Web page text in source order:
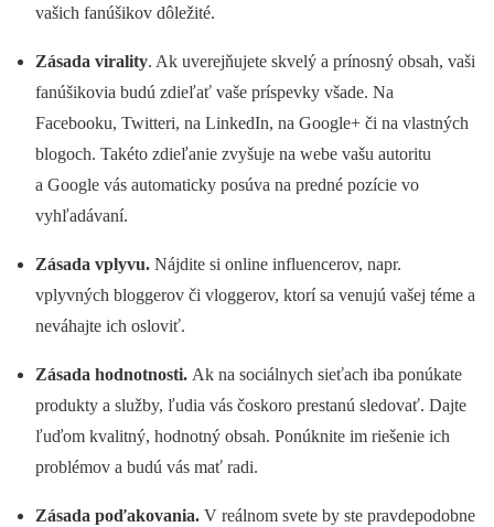
vašich fanúšikov dôležité.
Zásada virality. Ak uverejňujete skvelý a prínosný obsah, vaši
fanúšikovia budú zdieľať vaše príspevky všade. Na
Facebooku, Twitteri, na LinkedIn, na Google+ či na vlastných
blogoch. Takéto zdieľanie zvyšuje na webe vašu autoritu
a Google vás automaticky posúva na predné pozície vo
vyhľadávaní.
Zásada vplyvu. Nájdite si online influencerov, napr.
vplyvných bloggerov či vloggerov, ktorí sa venujú vašej téme a
neváhajte ich osloviť.
Zásada hodnotnosti. Ak na sociálnych sieťach iba ponúkate
produkty a služby, ľudia vás čoskoro prestanú sledovať. Dajte
ľuďom kvalitný, hodnotný obsah. Ponúknite im riešenie ich
problémov a budú vás mať radi.
Zásada poďakovania. V reálnom svete by ste pravdepodobne